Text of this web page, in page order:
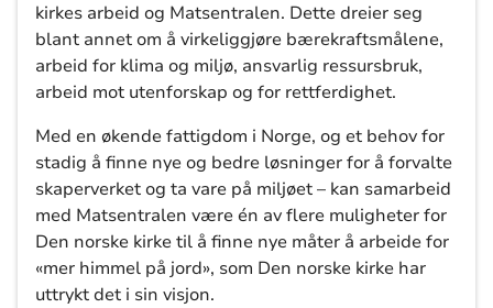
kirkes arbeid og Matsentralen. Dette dreier seg
blant annet om å virkeliggjøre bærekraftsmålene,
arbeid for klima og miljø, ansvarlig ressursbruk,
arbeid mot utenforskap og for rettferdighet.
Med en økende fattigdom i Norge, og et behov for
stadig å finne nye og bedre løsninger for å forvalte
skaperverket og ta vare på miljøet – kan samarbeid
med Matsentralen være én av flere muligheter for
Den norske kirke til å finne nye måter å arbeide for
«mer himmel på jord», som Den norske kirke har
uttrykt det i sin visjon.